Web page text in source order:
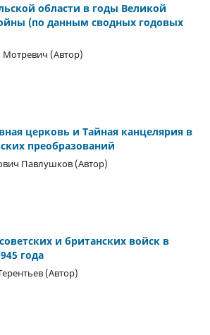
области в годы Великой
(по данным сводных годовых
(Автор)
церковь и Тайная канцелярия в
преобразований
Павлушков (Автор)
и британских войск в
года
(Автор)